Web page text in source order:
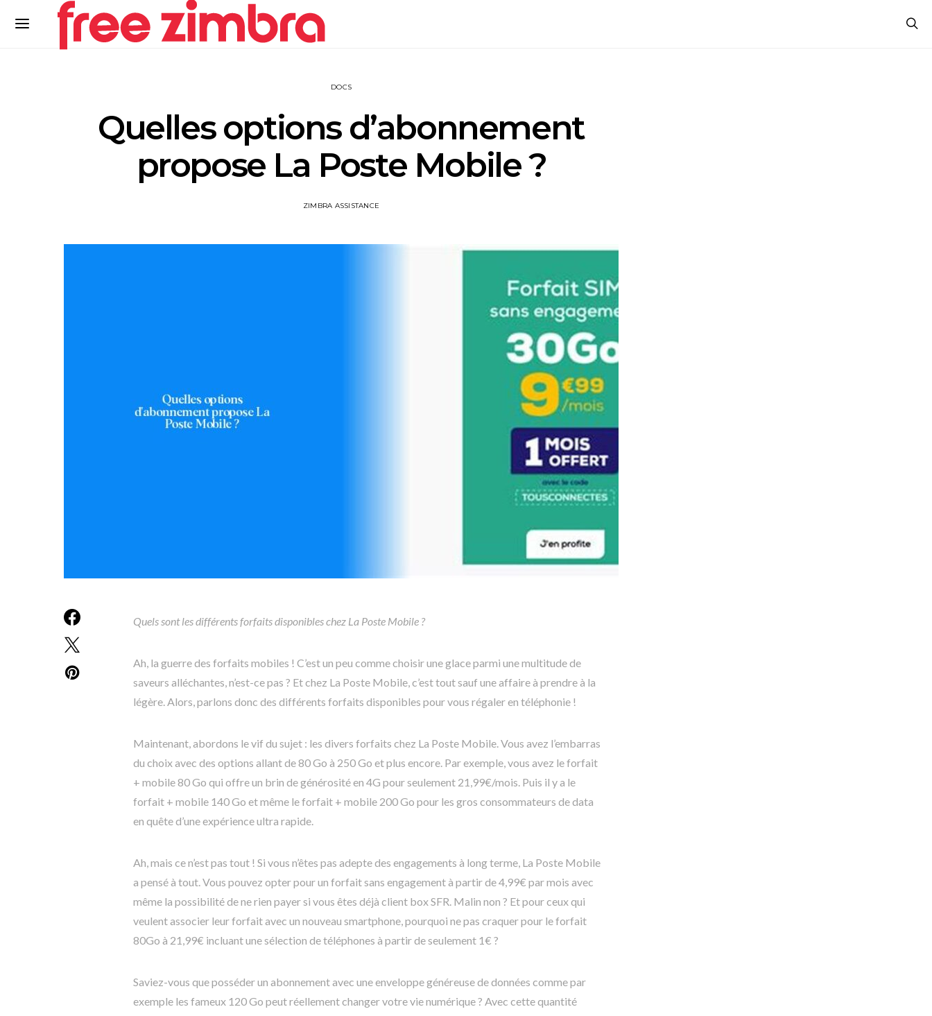
DOCS
Quelles options d’abonnement
propose La Poste Mobile ?
ZIMBRA ASSISTANCE
Quels sont les différents forfaits disponibles chez La Poste Mobile ?
Ah, la guerre des forfaits mobiles ! C’est un peu comme choisir une glace parmi une multitude de
saveurs alléchantes, n’est-ce pas ? Et chez La Poste Mobile, c’est tout sauf une affaire à prendre à la
légère. Alors, parlons donc des différents forfaits disponibles pour vous régaler en téléphonie !
Maintenant, abordons le vif du sujet : les divers forfaits chez La Poste Mobile. Vous avez l’embarras
du choix avec des options allant de 80 Go à 250 Go et plus encore. Par exemple, vous avez le forfait
+ mobile 80 Go qui offre un brin de générosité en 4G pour seulement 21,99€/mois. Puis il y a le
forfait + mobile 140 Go et même le forfait + mobile 200 Go pour les gros consommateurs de data
en quête d’une expérience ultra rapide.
Ah, mais ce n’est pas tout ! Si vous n’êtes pas adepte des engagements à long terme, La Poste Mobile
a pensé à tout. Vous pouvez opter pour un forfait sans engagement à partir de 4,99€ par mois avec
même la possibilité de ne rien payer si vous êtes déjà client box SFR. Malin non ? Et pour ceux qui
veulent associer leur forfait avec un nouveau smartphone, pourquoi ne pas craquer pour le forfait
80Go à 21,99€ incluant une sélection de téléphones à partir de seulement 1€ ?
Saviez-vous que posséder un abonnement avec une enveloppe généreuse de données comme par
exemple les fameux 120 Go peut réellement changer votre vie numérique ? Avec cette quantité